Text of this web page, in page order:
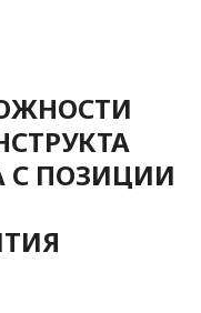
С ПОЗИЦИИ